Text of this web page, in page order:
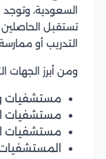
السعودية،
تستقبل
التدريب أو
ومن أبرز الجهات
مستشفيات
مستشفيات
مستشفيات